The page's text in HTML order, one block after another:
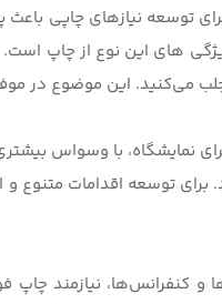
توسعه نیازهای چاپی
های این نوع از چاپ است.
جلب می‌کنید. این موضوع در
نمایشگاه، با وسواس
برای توسعه اقدامات
کنفرانس‌ها، نیازمند چاپ